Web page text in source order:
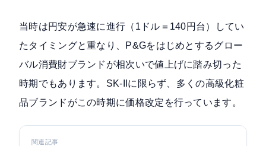
当時は円安が急速に進行（1ドル＝140円台）してい
たタイミングと重なり、P&Gをはじめとするグロー
バル消費財ブランドが相次いで値上げに踏み切った
時期でもあります。SK-IIに限らず、多くの高級化粧
品ブランドがこの時期に価格改定を行っています。
関連記事